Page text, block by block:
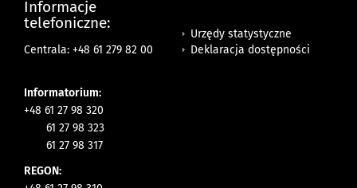
Informacje
telefoniczne:
Centrala: +48 61 279 82 00
Informatorium:
+48 61 27 98 320
61 27 98 323
61 27 98 317
REGON:
Urzędy statystyczne
Deklaracja dostępności